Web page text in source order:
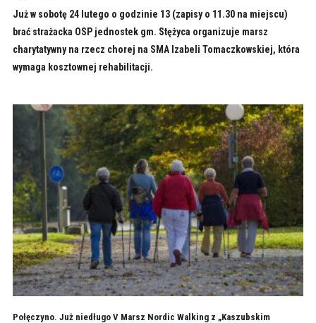
Już w sobotę 24 lutego o godzinie 13 (zapisy o 11.30 na miejscu)
brać strażacka OSP jednostek gm. Stężyca organizuje marsz
charytatywny na rzecz chorej na SMA Izabeli Tomaczkowskiej, która
wymaga kosztownej rehabilitacji.
Połęczyno. Już niedługo V Marsz Nordic Walking z „Kaszubskim